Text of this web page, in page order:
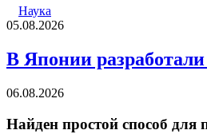
Наука
05.08.2026
В Японии
06.08.2026
Найден простой способ